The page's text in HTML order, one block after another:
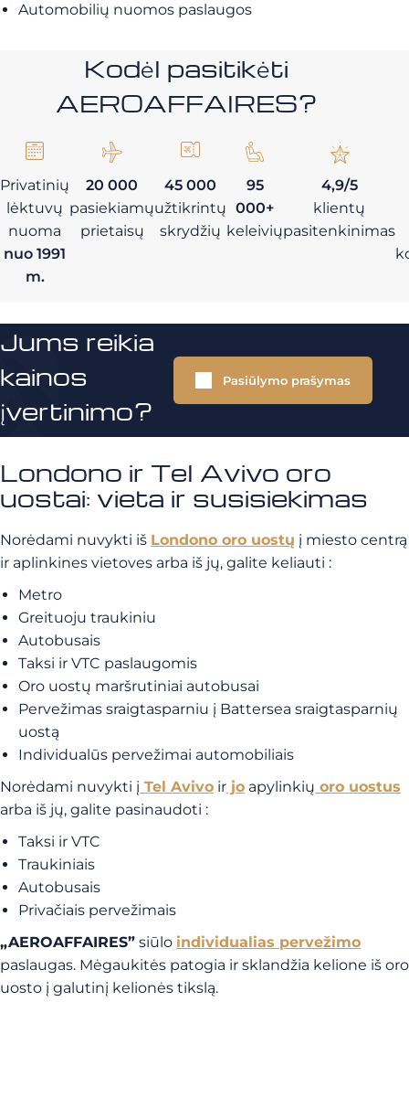
Automobilių nuomos paslaugos
Kodėl pasitikėti
AEROAFFAIRES?
Privatinių
lėktuvų
nuoma
nuo 1991
m.
20 000
pasiekiamų
prietaisų
45 000
užtikrintų
skrydžių
95
000+
keleivių
4,9/5
klientų
pasitenkinimas
Jums reikia
kainos
įvertinimo?
Pasiūlymo prašymas
Londono ir Tel Avivo oro
uostai: vieta ir susisiekimas
Norėdami nuvykti iš Londono oro uostų į miesto centrą
ir aplinkines vietoves arba iš jų, galite keliauti :
Metro
Greituoju traukiniu
Autobusais
Taksi ir VTC paslaugomis
Oro uostų maršrutiniai autobusai
Pervežimas sraigtasparniu į Battersea sraigtasparnių
uostą
Individualūs pervežimai automobiliais
Norėdami nuvykti į Tel Avivo ir jo apylinkių oro uostus
arba iš jų, galite pasinaudoti :
Taksi ir VTC
Traukiniais
Autobusais
Privačiais pervežimais
„AEROAFFAIRES” siūlo individualias pervežimo
paslaugas. Mėgaukitės patogia ir sklandžia kelione iš oro
uosto į galutinį kelionės tikslą.